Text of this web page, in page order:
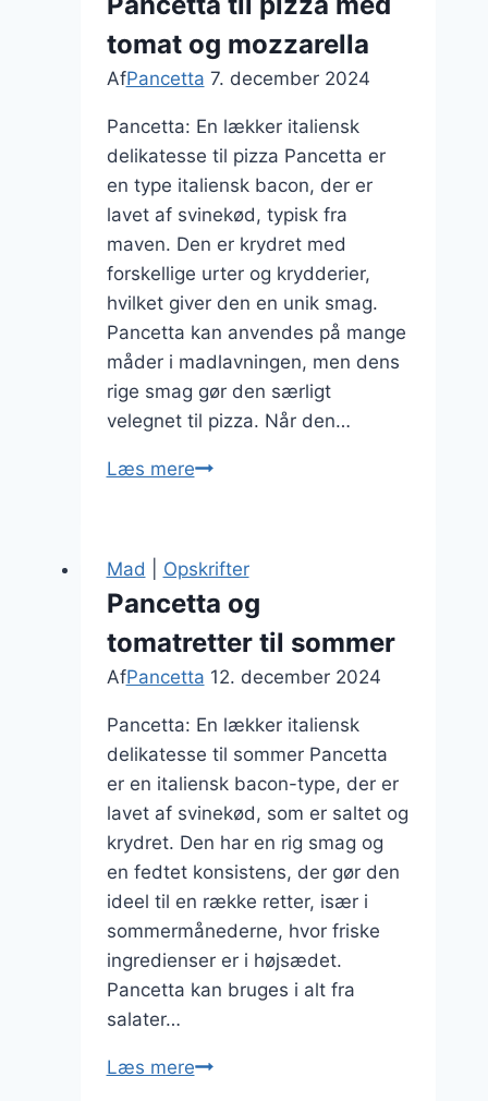
smag
tomat og mozzarella
AfPancetta 7. december 2024
Pancetta: En lækker italiensk
delikatesse til pizza Pancetta er
en type italiensk bacon, der er
lavet af svinekød, typisk fra
maven. Den er krydret med
forskellige urter og krydderier,
hvilket giver den en unik smag.
Pancetta kan anvendes på mange
måder i madlavningen, men dens
rige smag gør den særligt
velegnet til pizza. Når den…
Læs merePancetta
med
og
mozzarella
Mad Opskrifter
Pancetta og
tomatretter til sommer
AfPancetta 12. december 2024
Pancetta: En lækker italiensk
delikatesse til sommer Pancetta
er en italiensk bacon-type, der er
lavet af svinekød, som er saltet og
krydret. Den har en rig smag og
en fedtet konsistens, der gør den
ideel til en række retter, især i
sommermånederne, hvor friske
ingredienser er i højsædet.
Pancetta kan bruges i alt fra
salater…
Læs merePancetta